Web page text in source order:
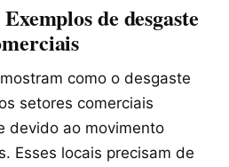
de desgaste
como o desgaste
setores comerciais
devido ao movimento
Esses locais precisam de